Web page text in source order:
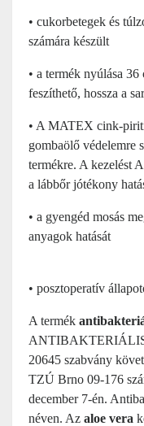
• cukorbetegek és
számára készült
• a termék nyúlása
feszíthető, hossza a
• A MATEX cink-
gombaölő védelemre
termékre. A kezelést
a lábbőr jótékony
• a gyengéd mosás
anyagok hatását
• posztoperatív
A termék
20645 szabvány
TZÚ Brno 09-176
december 7-én.
néven. Az aloe vera